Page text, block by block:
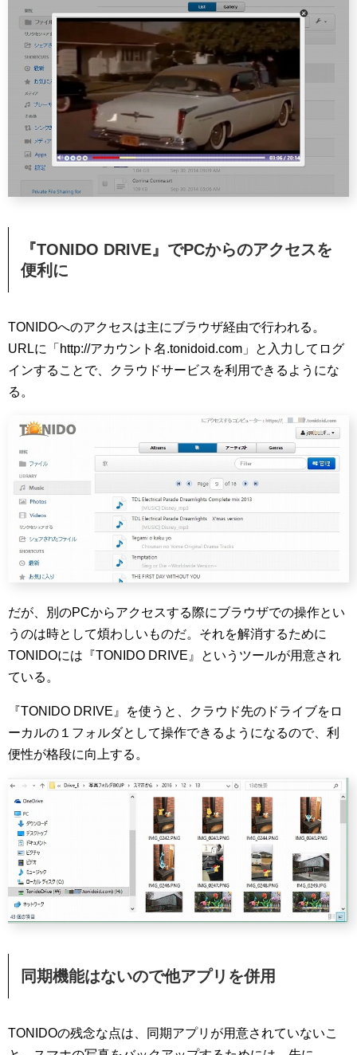
『TONIDO DRIVE』でPCからのアクセスを
便利に
TONIDOへのアクセスは主にブラウザ経由で行われる。
URLに「http://アカウント名.tonidoid.com」と入力してログ
インすることで、クラウドサービスを利用できるようにな
る。
だが、別のPCからアクセスする際にブラウザでの操作とい
うのは時として煩わしいものだ。それを解消するために
TONIDOには『TONIDO DRIVE』というツールが用意され
ている。
『TONIDO DRIVE』を使うと、クラウド先のドライブをロ
ーカルの１フォルダとして操作できるようになるので、利
便性が格段に向上する。
同期機能はないので他アプリを併用
TONIDOの残念な点は、同期アプリが用意されていないこ